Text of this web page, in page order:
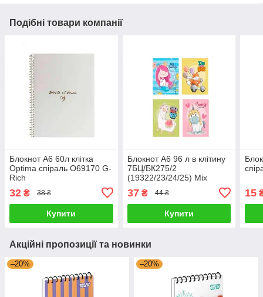
Подібні товари компанії
Блокнот А6 60л клітка
Optima спіраль О69170 G-
Rich
32 ₴ 38 ₴
Купити
Блокнот А6 96 л в клітину
7БЦ/БК275/2
(19322/23/24/25) Mix
37₴ 44 ₴
Купити
15
Акційні пропозиції та новинки
–20% –20%